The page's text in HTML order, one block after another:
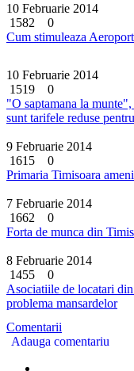
10 Februarie 2014
1582
0
Cum stimuleaza
10 Februarie 2014
1519
0
"O saptamana la
sunt tarifele reduse
9 Februarie 2014
1615
0
Primaria Timisoara
7 Februarie 2014
1662
0
Forta de munca din
8 Februarie 2014
1455
0
Asociatiile de locatari
problema mansardelor
Comentarii
Adauga comentariu